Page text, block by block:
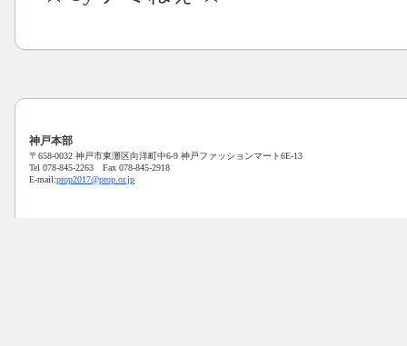
神戸本部
〒658-0032 神戸市東灘区向洋町中6-9 神戸ファッションマート6E-13
Tel 078-845-2263 Fax 078-845-2918
E-mail:prop2017@prop.or.jp